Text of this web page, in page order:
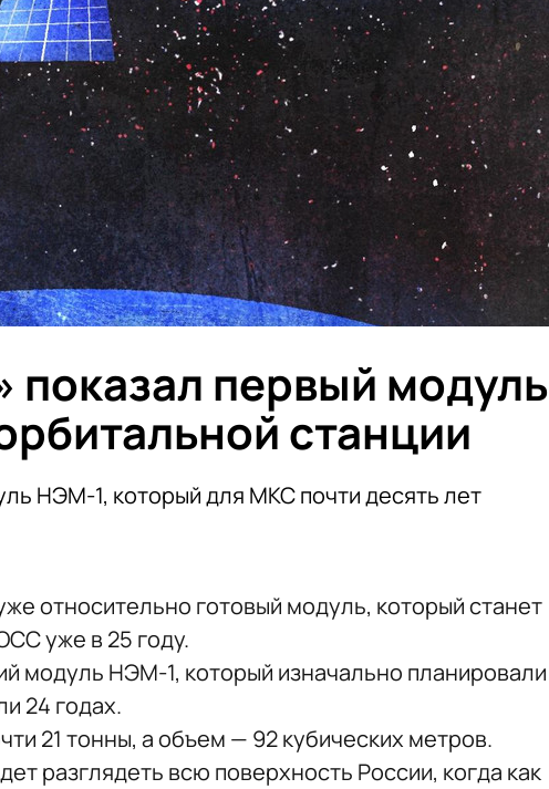
показал первый модуль
станции
НЭМ-1, который для МКС почти десять лет
относительно готовый модуль, который станет
уже в 25 году.
модуль НЭМ-1, который изначально планировали
24 годах.
21 тонны, а объем — 92 кубических метров.
разглядеть всю поверхность России, когда как